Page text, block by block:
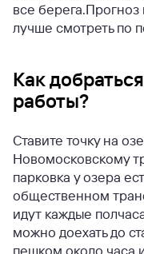
все берега.Прогноз
лучше смотреть по
Как
работы?
Ставите точку на
Новомосковскому
парковка у озера
общественном
идут каждые
можно доехать до
пешком около часа